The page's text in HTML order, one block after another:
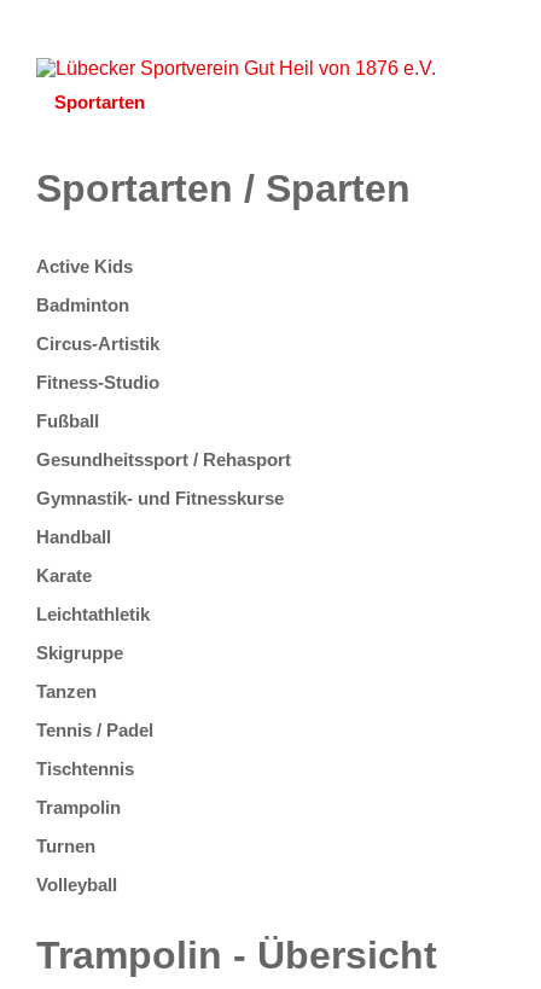
Sportarten
Sportarten / Sparten
Active Kids
Badminton
Circus-Artistik
Fitness-Studio
Fußball
Gesundheitssport / Rehasport
Gymnastik- und Fitnesskurse
Handball
Karate
Leichtathletik
Skigruppe
Tanzen
Tennis / Padel
Tischtennis
Trampolin
Turnen
Volleyball
Trampolin - Übersicht